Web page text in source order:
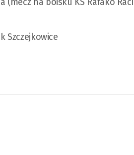
Szczejkowice